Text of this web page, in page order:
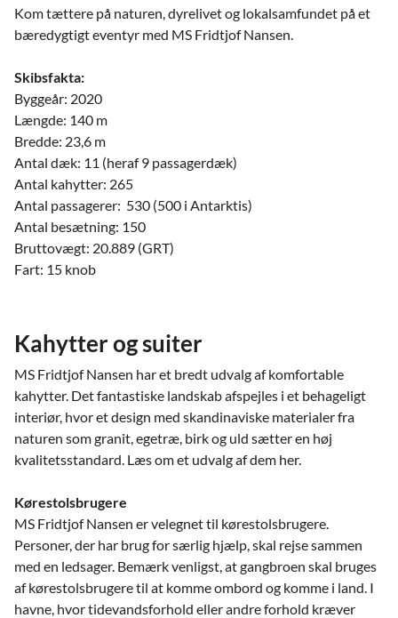
Kom tættere på naturen, dyrelivet og lokalsamfundet på et
bæredygtigt eventyr med MS Fridtjof Nansen.
Skibsfakta:
Byggeår: 2020
Længde: 140 m
Bredde: 23,6 m
Antal dæk: 11 (heraf 9 passagerdæk)
Antal kahytter: 265
Antal passagerer: 530 (500 i Antarktis)
Antal besætning: 150
Bruttovægt: 20.889 (GRT)
Fart: 15 knob
Kahytter og suiter
MS Fridtjof Nansen har et bredt udvalg af komfortable
kahytter. Det fantastiske landskab afspejles i et behageligt
interiør, hvor et design med skandinaviske materialer fra
naturen som granit, egetræ, birk og uld sætter en høj
kvalitetsstandard. Læs om et udvalg af dem her.
Kørestolsbrugere
MS Fridtjof Nansen er velegnet til kørestolsbrugere.
Personer, der har brug for særlig hjælp, skal rejse sammen
med en ledsager. Bemærk venligst, at gangbroen skal bruges
af kørestolsbrugere til at komme ombord og komme i land. I
havne, hvor tidevandsforhold eller andre forhold kræver